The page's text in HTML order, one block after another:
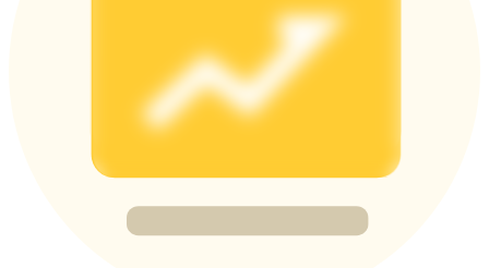
Register & Trade to Win 500,000 USDT
Trade Gold & Silver · 33,333 USDT Bonus